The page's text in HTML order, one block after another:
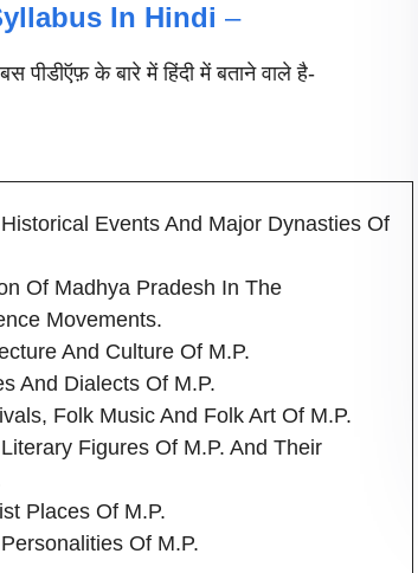
In Hindi –
पीडीऍफ़ के बारे में हिंदी में बताने वाले है-
Events And Major Dynasties Of
Of Madhya Pradesh In The
Movements.
And Culture Of M.P.
And Dialects Of M.P.
Folk Music And Folk Art Of M.P.
Figures Of M.P. And Their
Places Of M.P.
Of M.P.